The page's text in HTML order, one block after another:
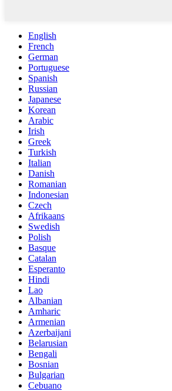
English
French
German
Portuguese
Spanish
Russian
Japanese
Korean
Arabic
Irish
Greek
Turkish
Italian
Danish
Romanian
Indonesian
Czech
Afrikaans
Swedish
Polish
Basque
Catalan
Esperanto
Hindi
Lao
Albanian
Amharic
Armenian
Azerbaijani
Belarusian
Bengali
Bosnian
Bulgarian
Cebuano